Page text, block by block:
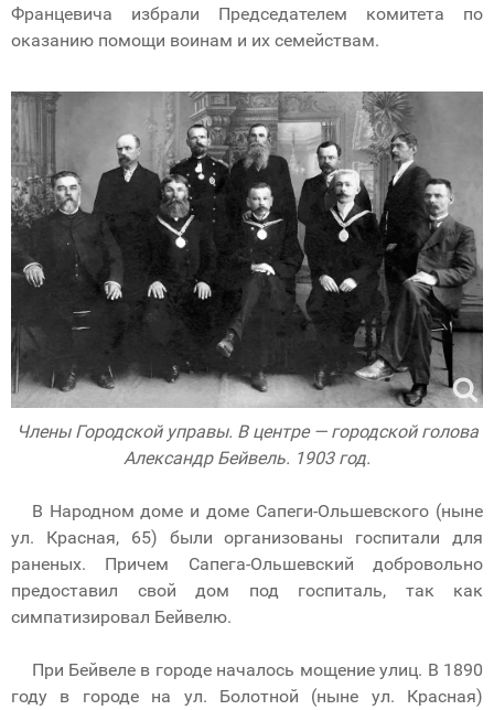
Францевича избрали Председателем комитета по
оказанию помощи воинам и их семействам.
Члены Городской управы. В центре — городской голова
Александр Бейвель. 1903 год.
В Народном доме и доме Сапеги-Ольшевского (ныне
ул. Красная, 65) были организованы госпитали для
раненых. Причем Сапега-Ольшевский добровольно
предоставил свой дом под госпиталь, так как
симпатизировал Бейвелю.
При Бейвеле в городе началось мощение улиц. В 1890
году в городе на ул. Болотной (ныне ул. Красная)